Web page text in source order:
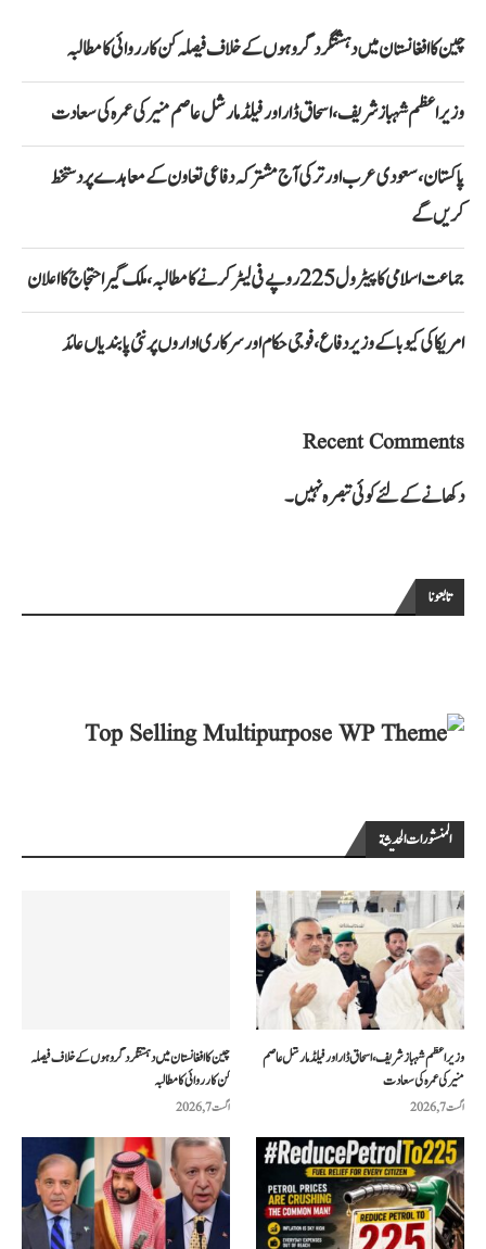
چین کا افغانستان میں دہشتگرد گروہوں کے خلاف فیصلہ کن کارروائی کا مطالبہ
وزیراعظم شہباز شریف، اسحاق ڈار اور فیلڈ مارشل عاصم منیر کی عمرہ کی سعادت
پاکستان، سعودی عرب اور ترکی آج مشترکہ دفاعی تعاون کے معاہدے پر دستخط
کریں گے
جماعت اسلامی کا پیٹرول 225 روپے فی لیٹر کرنے کا مطالبہ، ملک گیر احتجاج کا اعلان
امریکا کی کیوبا کے وزیر دفاع، فوجی حکام اور سرکاری اداروں پر نئی پابندیاں عائد
Recent Comments
دکھانے کے لئے کوئی تبصرہ نہیں۔
تابعونا
المنشورات الحديثة
چین کا افغانستان میں دہشتگرد گروہوں کے خلاف فیصلہ
کن کارروائی کا مطالبہ
اگست 7, 2026
وزیراعظم شہباز شریف، اسحاق ڈار اور فیلڈ مارشل عاصم
منیر کی عمرہ کی سعادت
اگست 7, 2026